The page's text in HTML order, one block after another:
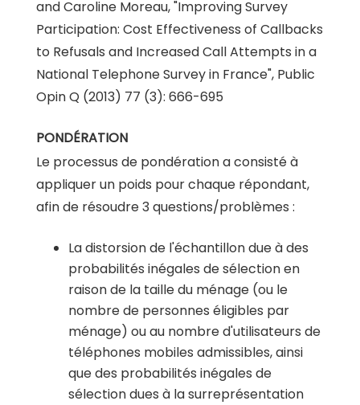
and Caroline Moreau, "Improving Survey
Participation: Cost Effectiveness of Callbacks
to Refusals and Increased Call Attempts in a
National Telephone Survey in France", Public
Opin Q (2013) 77 (3): 666-695
PONDÉRATION
Le processus de pondération a consisté à
appliquer un poids pour chaque répondant,
afin de résoudre 3 questions/problèmes :
La distorsion de l'échantillon due à des
probabilités inégales de sélection en
raison de la taille du ménage (ou le
nombre de personnes éligibles par
ménage) ou au nombre d'utilisateurs de
téléphones mobiles admissibles, ainsi
que des probabilités inégales de
sélection dues à la surreprésentation